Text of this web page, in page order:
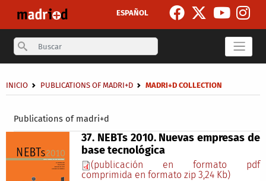
ESPAÑOL
Search
Publications of madri+d
Breadcrumb
INICIO PUBLICATIONS OF MADRI+D MADRI+D COLLECTION
37. NEBTs 2010. Nuevas empresas de
base tecnológica
(publicación en formato pdf
comprimida en formato zip 3,24 Kb)